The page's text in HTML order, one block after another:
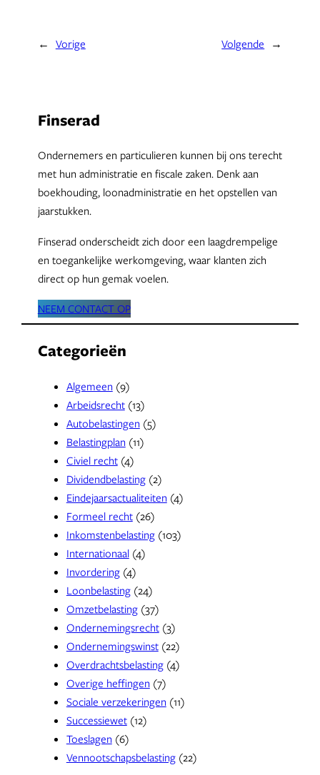
← Vorige Volgende →
Finserad
Ondernemers en particulieren kunnen bij ons terecht
met hun administratie en fiscale zaken. Denk aan
boekhouding, loonadministratie en het opstellen van
jaarstukken.
Finserad onderscheidt zich door een laagdrempelige
en toegankelijke werkomgeving, waar klanten zich
direct op hun gemak voelen.
NEEM CONTACT OP
Categorieën
Algemeen (9)
Arbeidsrecht(13)
Autobelastingen (5)
Belastingplan (11)
Civiel recht(4)
Dividendbelasting(2)
Eindejaarsactualiteiten (4)
Formeel recht(26)
Inkomstenbelasting(103)
Internationaal(4)
Invordering(4)
Loonbelasting(24)
Omzetbelasting(37)
Ondernemingsrecht(3)
Ondernemingswinst(22)
Overdrachtsbelasting(4)
Overige heffingen (7)
Sociale verzekeringen (11)
Successiewet(12)
Toeslagen (6)
Vennootschapsbelasting(22)